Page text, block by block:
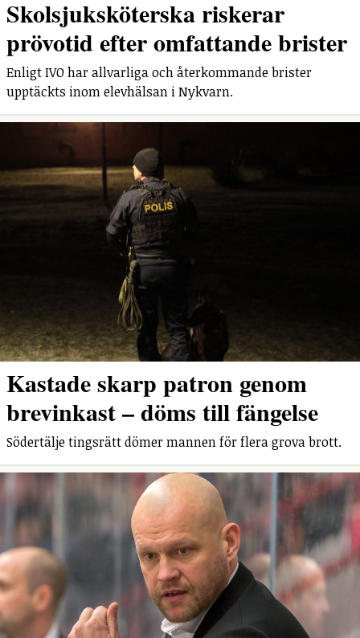
Skolsjuksköterska riskerar
prövotid efter omfattande brister
Enligt IVO har allvarliga och återkommande brister
upptäckts inom elevhälsan i Nykvarn.
Kastade skarp patron genom
brevinkast – döms till fängelse
Södertälje tingsrätt dömer mannen för flera grova brott.